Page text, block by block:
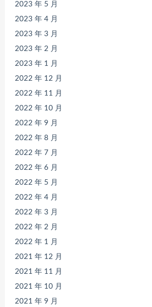
2023 年 5 月
2023 年 4 月
2023 年 3 月
2023 年 2 月
2023 年 1 月
2022 年 12 月
2022 年 11 月
2022 年 10 月
2022 年 9 月
2022 年 8 月
2022 年 7 月
2022 年 6 月
2022 年 5 月
2022 年 4 月
2022 年 3 月
2022 年 2 月
2022 年 1 月
2021 年 12 月
2021 年 11 月
2021 年 10 月
2021 年 9 月